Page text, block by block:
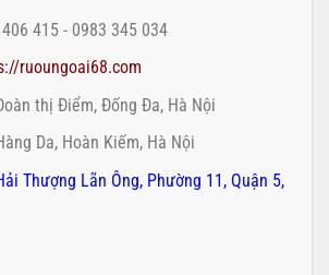
415 - 0983 345 034
ruoungoai68.com
thị Điểm, Đống Đa, Hà Nội
Da, Hoàn Kiếm, Hà Nội
Thượng Lãn Ông, Phường 11, Quận 5,